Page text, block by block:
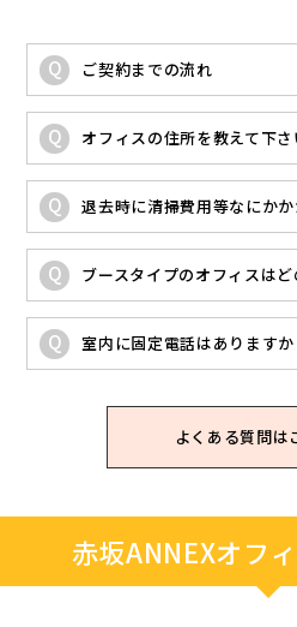
ご契約までの流れ
オフィスの住所を教えて下さ
退去時に清掃費用等なにか
ブースタイプのオフィスは
室内に固定電話はありますか
よくある質問は
赤坂ANNEXオフ